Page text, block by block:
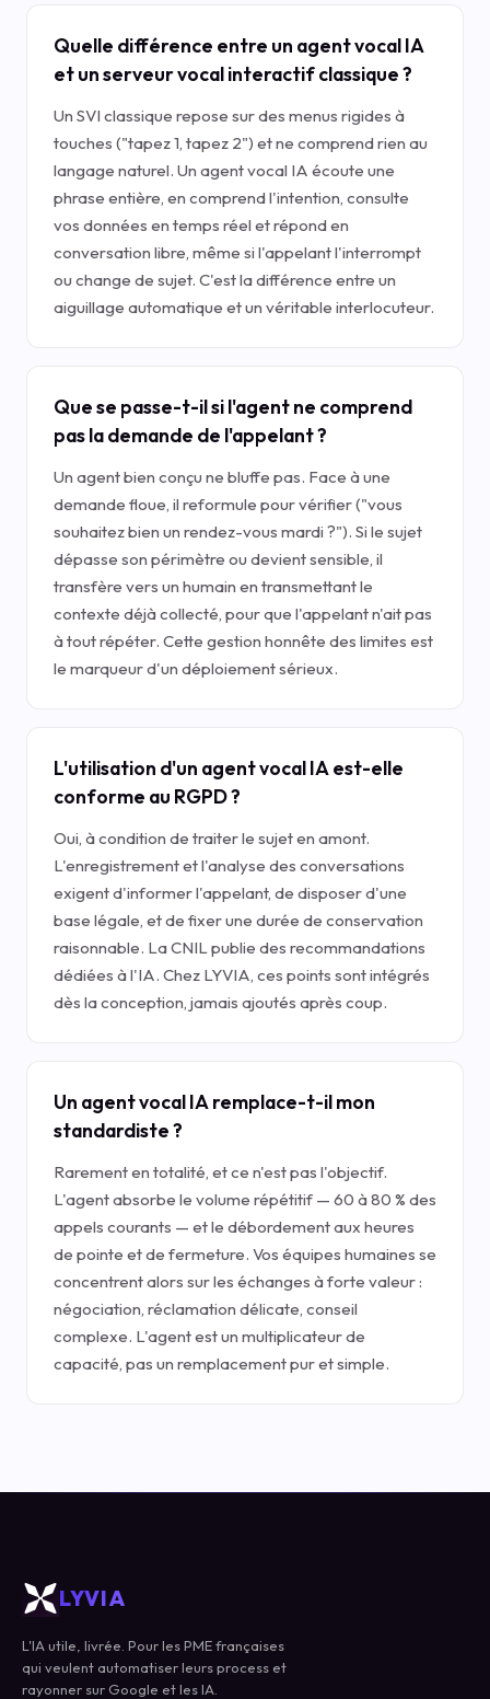
Quelle différence entre un agent vocal IA
et un serveur vocal interactif classique ?
Un SVI classique repose sur des menus rigides à
touches ("tapez 1, tapez 2") et ne comprend rien au
langage naturel. Un agent vocal IA écoute une
phrase entière, en comprend l'intention, consulte
vos données en temps réel et répond en
conversation libre, même si l'appelant l'interrompt
ou change de sujet. C'est la différence entre un
aiguillage automatique et un véritable interlocuteur.
Que se passe-t-il si l'agent ne comprend
pas la demande de l'appelant ?
Un agent bien conçu ne bluffe pas. Face à une
demande floue, il reformule pour vérifier ("vous
souhaitez bien un rendez-vous mardi ?"). Si le sujet
dépasse son périmètre ou devient sensible, il
transfère vers un humain en transmettant le
contexte déjà collecté, pour que l'appelant n'ait pas
à tout répéter. Cette gestion honnête des limites est
le marqueur d'un déploiement sérieux.
L'utilisation d'un agent vocal IA est-elle
conforme au RGPD ?
Oui, à condition de traiter le sujet en amont.
L'enregistrement et l'analyse des conversations
exigent d'informer l'appelant, de disposer d'une
base légale, et de fixer une durée de conservation
raisonnable. La CNIL publie des recommandations
dédiées à l'IA. Chez LYVIA, ces points sont intégrés
dès la conception, jamais ajoutés après coup.
Un agent vocal IA remplace-t-il mon
standardiste ?
Rarement en totalité, et ce n'est pas l'objectif.
L'agent absorbe le volume répétitif — 60 à 80 % des
appels courants — et le débordement aux heures
de pointe et de fermeture. Vos équipes humaines se
concentrent alors sur les échanges à forte valeur :
négociation, réclamation délicate, conseil
complexe. L'agent est un multiplicateur de
capacité, pas un remplacement pur et simple.
LYVIA
L'IA utile, livrée. Pour les PME françaises
qui veulent automatiser leurs process et
rayonner sur Google et les IA.